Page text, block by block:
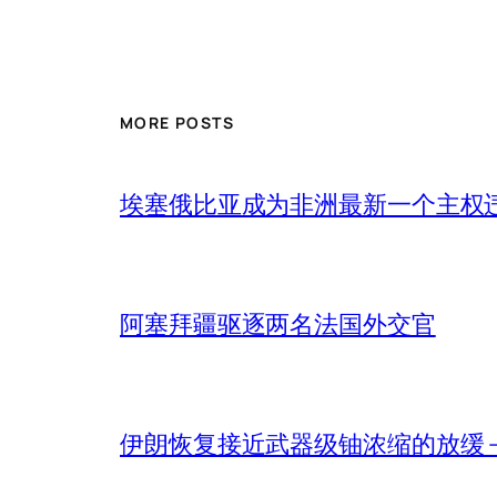
MORE POSTS
埃塞俄比亚成为非洲最新一个主权
阿塞拜疆驱逐两名法国外交官
伊朗恢复接近武器级铀浓缩的放缓